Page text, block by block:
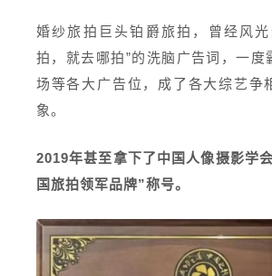
婚纱旅拍巨头铂爵旅拍，曾经风光
拍，就去哪拍”的洗脑广告词，一度
场等各大广告位，成了各大综艺争
象。
2019年甚至拿下了中国人像摄影学
国旅拍领军品牌”称号。